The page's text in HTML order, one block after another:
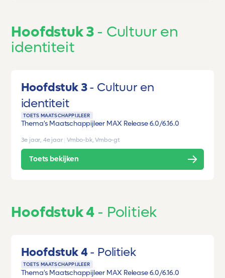
Hoofdstuk 3
Cultuur en
identiteit
Hoofdstuk 3
Cultuur en
identiteit
TOETS MAATSCHAPPIJLEER
Thema's Maatschappijleer MAX Release 6.0/6.16.0
3e jaar, 4e jaar Vmbo-bk, Vmbo-gt
Toets bekijken
Hoofdstuk 4 Politiek
Hoofdstuk 4 Politiek
TOETS MAATSCHAPPIJLEER
Thema's Maatschappijleer MAX Release 6.0/6.16.0